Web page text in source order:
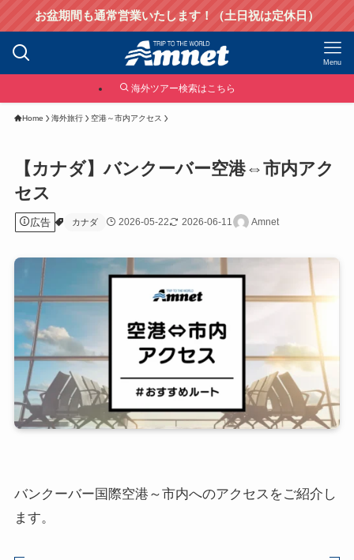
お盆期間も通常営業いたします！（土日祝は定休日）
Menu
海外ツアー検索はこちら
Home 海外旅行 空港～市内アクセス
【カナダ】バンクーバー空港⇔市内アク
セス
広告 カナダ 2026-05-22 2026-06-11 Amnet
バンクーバー国際空港～市内へのアクセスをご紹介し
ます。